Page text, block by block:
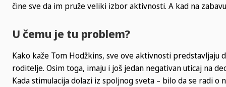
čine sve da im pruže veliki izbor aktivnosti. A kad na
U čemu je tu problem?
Kako kaže Tom Hodžkins, sve ove aktivnosti predstavljaju
roditelje. Osim toga, imaju i još jedan negativan uticaj na
Kada stimulacija dolazi iz spoljnog sveta – bilo da se radi